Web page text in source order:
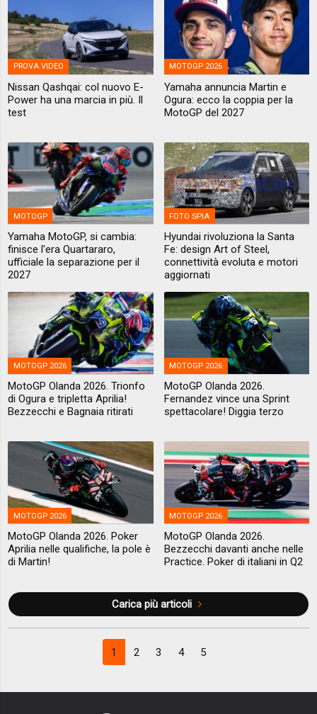
PROVA VIDEO
Nissan Qashqai: col nuovo E-
Power ha una marcia in più. Il
test
MOTOGP 2026
Yamaha annuncia Martin e
Ogura: ecco la coppia per la
MotoGP del 2027
MOTOGP
Yamaha MotoGP, si cambia:
finisce l'era Quartararo,
ufficiale la separazione per il
2027
FOTO SPIA
Hyundai rivoluziona la Santa
Fe: design Art of Steel,
connettività evoluta e motori
aggiornati
MOTOGP 2026
MotoGP Olanda 2026. Trionfo
di Ogura e tripletta Aprilia!
Bezzecchi e Bagnaia ritirati
MOTOGP 2026
MotoGP Olanda 2026.
Fernandez vince una Sprint
spettacolare! Diggia terzo
MOTOGP 2026
MotoGP Olanda 2026. Poker
Aprilia nelle qualifiche, la pole è
di Martin!
MOTOGP 2026
MotoGP Olanda 2026.
Bezzecchi davanti anche nelle
Practice. Poker di italiani in Q2
Carica più articoli
1 2 3 4 5